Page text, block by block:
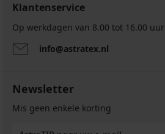
Klantenservice
Op werkdagen van 8.00 tot 16.00 uur
info@astratex.nl
Newsletter
Mis geen enkele korting